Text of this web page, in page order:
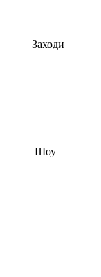
Заходи
Шоу